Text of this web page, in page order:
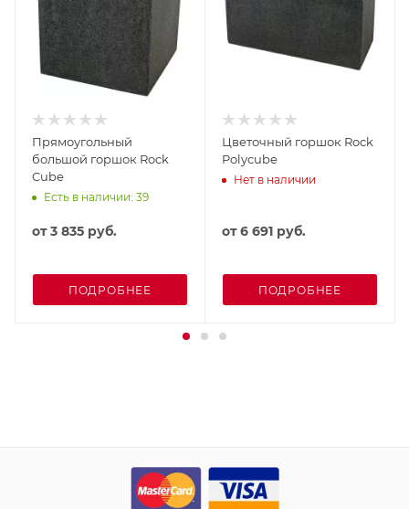
Прямоугольный
большой горшок Rock
Cube
Есть в наличии: 39
от3 835 руб.
ПОДРОБНЕЕ
Цветочный горшок Rock
Polycube
Нет в наличии
от6 691 руб.
ПОДРОБНЕЕ